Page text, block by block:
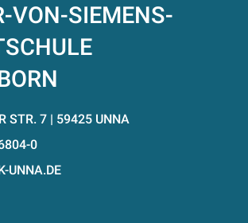
VON-SIEMENS-
STR. 7 | 59425 UNNA
0
UNNA.DE